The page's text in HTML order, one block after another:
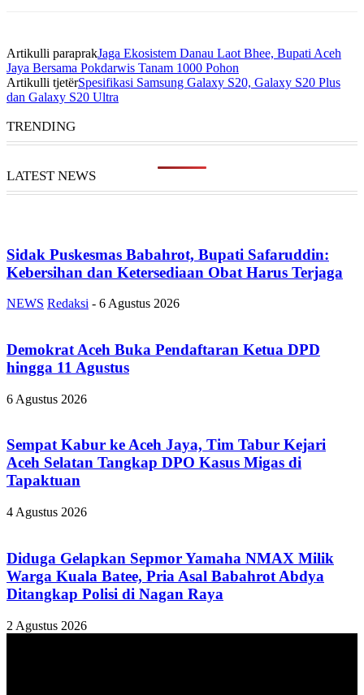
Artikulli paraprakJaga Ekosistem Danau Laot Bhee, Bupati Aceh
Jaya Bersama Pokdarwis Tanam 1000 Pohon
Artikulli tjetërSpesifikasi Samsung Galaxy S20, Galaxy S20 Plus
dan Galaxy S20 Ultra
TRENDING
LATEST NEWS
Sidak Puskesmas Babahrot, Bupati Safaruddin:
Kebersihan dan Ketersediaan Obat Harus Terjaga
NEWS Redaksi - 6 Agustus 2026
Demokrat Aceh Buka Pendaftaran Ketua DPD
hingga 11 Agustus
6 Agustus 2026
Sempat Kabur ke Aceh Jaya, Tim Tabur Kejari
Aceh Selatan Tangkap DPO Kasus Migas di
Tapaktuan
4 Agustus 2026
Diduga Gelapkan Sepmor Yamaha NMAX Milik
Warga Kuala Batee, Pria Asal Babahrot Abdya
Ditangkap Polisi di Nagan Raya
2 Agustus 2026